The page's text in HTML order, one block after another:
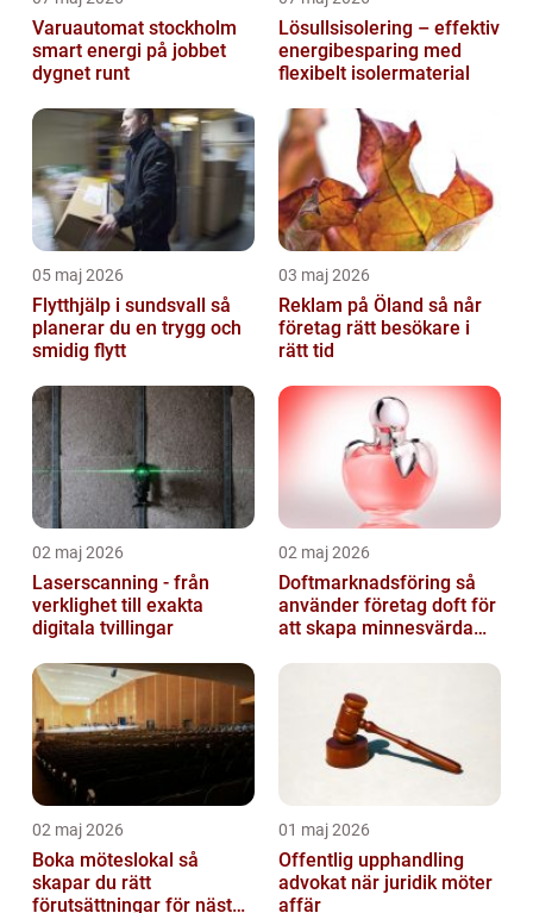
Varuautomat stockholm
smart energi på jobbet
dygnet runt
Lösullsisolering – effektiv
energibesparing med
flexibelt isolermaterial
05 maj 2026
Flytthjälp i sundsvall så
planerar du en trygg och
smidig flytt
03 maj 2026
Reklam på Öland så når
företag rätt besökare i
rätt tid
02 maj 2026
Laserscanning - från
verklighet till exakta
digitala tvillingar
02 maj 2026
Doftmarknadsföring så
använder företag doft för
att skapa minnesvärda
02 maj 2026
Boka möteslokal så
skapar du rätt
förutsättningar för nästa
01 maj 2026
Offentlig upphandling
advokat när juridik möter
affär